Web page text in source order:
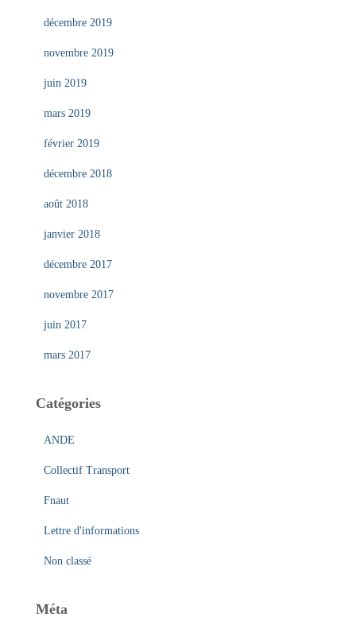
décembre 2019
novembre 2019
juin 2019
mars 2019
février 2019
décembre 2018
août 2018
janvier 2018
décembre 2017
novembre 2017
juin 2017
mars 2017
Catégories
ANDE
Collectif Transport
Fnaut
Lettre d'informations
Non classé
Méta